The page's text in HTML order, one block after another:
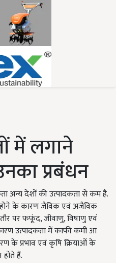
में लगाने
प्रबंधन
अन्य देशों की उत्पादकता से कम है.
होने के कारण जैविक एवं अजैविक
पर फफूंद, जीवाणु, विषाणु एवं
उत्पादकता में काफी कमी आ
के प्रभाव एवं कृषि क्रियाओं के
हैं.